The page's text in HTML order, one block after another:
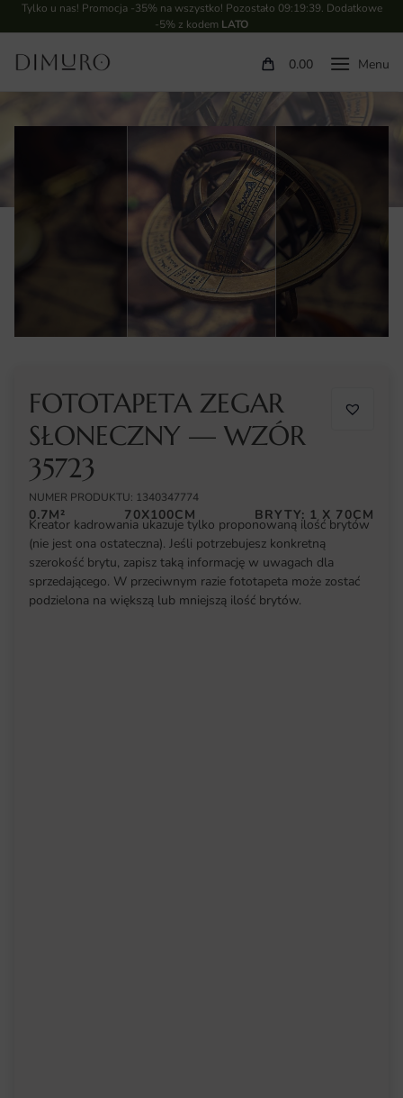
Tylko u nas! Promocja -35% na wszystko! Pozostało 09:19:39. Dodatkowe
-5% z kodem LATO
0.00
FOTOTAPETA ZEGAR
SŁONECZNY — WZÓR
35723
NUMER PRODUKTU: 1340347774
0.7M² 70X100CM BRYTY: 1 X 70CM
Kreator kadrowania ukazuje tylko proponowaną ilość brytów
(nie jest ona ostateczna). Jeśli potrzebujesz konkretną
szerokość brytu, zapisz taką informację w uwagach dla
sprzedającego. W przeciwnym razie fototapeta może zostać
podzielona na większą lub mniejszą ilość brytów.